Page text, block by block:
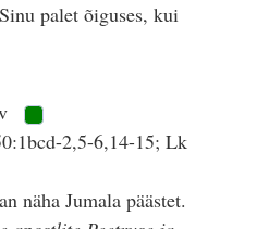
palet õiguses, kui
2,5-6,14-15; Lk
näha Jumala päästet.